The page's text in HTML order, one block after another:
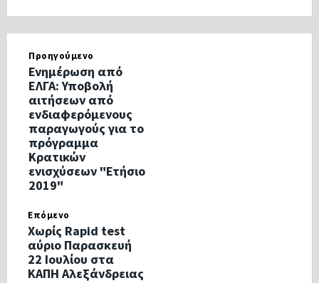
Προηγούμενο
Ενημέρωση από
ΕΛΓΑ: Υποβολή
αιτήσεων από
ενδιαφερόμενους
παραγωγούς για το
πρόγραμμα
Κρατικών
ενισχύσεων "Ετήσιο
2019"
Επόμενο
Χωρίς Rapid test
αύριο Παρασκευή
22 Ιουλίου στα
ΚΑΠΗ Αλεξάνδρειας